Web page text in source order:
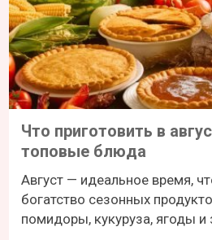
Что приготовить в
топовые блюда
Август — идеальное время,
богатство сезонных
помидоры, кукуруза, ягоды и